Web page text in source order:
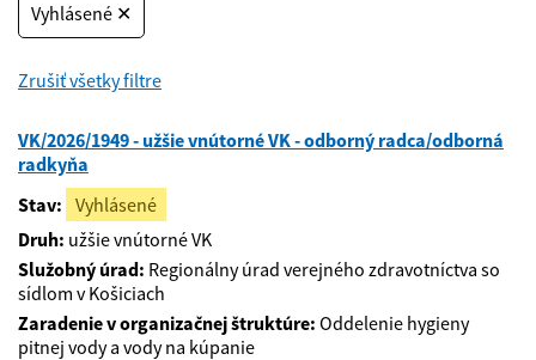
Vyhlásené ✕
Zrušiť všetky filtre
VK/2026/1949 - užšie vnútorné VK - odborný radca/odborná
radkyňa
Stav: Vyhlásené
Druh: užšie vnútorné VK
Služobný úrad: Regionálny úrad verejného zdravotníctva so
sídlom v Košiciach
Zaradenie v organizačnej štruktúre: Oddelenie hygieny
pitnej vody a vody na kúpanie